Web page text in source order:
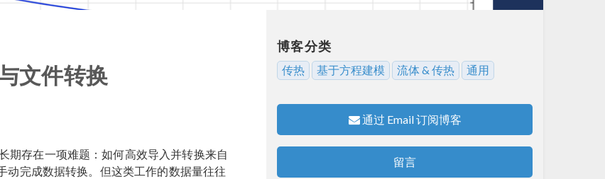
文件转换
期存在一项难题：如何高效导入并转换来自
动完成数据转换。但这类工作的数据量往往
博客分类
传热 基于方程建模 流体 & 传热 通用
通过 Email 订阅博客
留言